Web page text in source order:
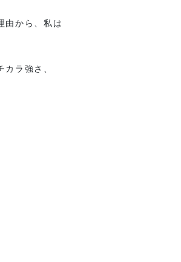
由から、私は
ラ強さ、